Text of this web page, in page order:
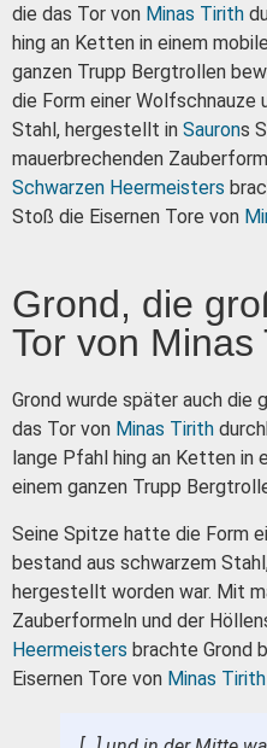
die das Tor von Minas Tirith
hing an Ketten in einem
ganzen Trupp Bergtrollen
die Form einer Wolfschnauze
Stahl, hergestellt in Saurons
mauerbrechenden
Schwarzen Heermeisters
Stoß die Eisernen Tore von
Grond, die
Tor von Minas
Grond wurde später auch die
das Tor von Minas Tirith
lange Pfahl hing an Ketten in
einem ganzen Trupp
Seine Spitze hatte die Form
bestand aus schwarzem
hergestellt worden war. Mit
Zauberformeln und der
Heermeisters brachte Grond
Eisernen Tore von Minas Tirith